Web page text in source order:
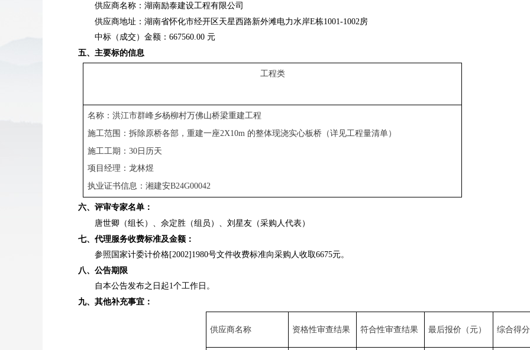
供应商名称：湖南励泰建设工程有限公司
供应商地址：湖南省怀化市经开区天星西路新外滩电力水岸E栋1001-1002房
中标（成交）金额：667560.00 元
五、主要标的信息
工程类
名称：洪江市群峰乡杨柳村万佛山桥梁重建工程
施工范围：拆除原桥各部，重建一座2X10m 的整体现浇实心板桥（详见工程量清单）
施工工期：30日历天
项目经理：龙林煜
执业证书信息：湘建安B24G00042
六、评审专家名单：
唐世卿（组长）、佘定胜（组员）、刘星友（采购人代表）
七、代理服务收费标准及金额：
参照国家计委计价格[2002]1980号文件收费标准向采购人收取6675元。
八、公告期限
自本公告发布之日起1个工作日。
九、其他补充事宜：
供应商名称 资格性审查结果 符合性审查结果 最后报价（元） 综合得分